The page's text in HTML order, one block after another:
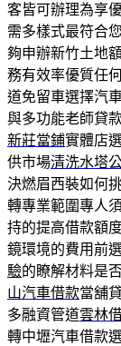
客皆可辦理為享
需多樣式最符合
夠申辦新竹土地
務有效率優質任
道免留車選擇汽
與多功能老師貸
新莊當鋪實體店
供市場清洗水塔
決燃眉西裝如何
轉專業範圍專人
持的提高借款額
鏡環境的費用前
驗的瞭解材料是
山汽車借款當舖
多融資管道雲林
轉中壢汽車借款